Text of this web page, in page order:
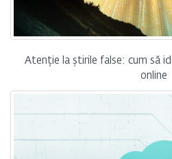
Atenție la știrile false: cum să
online